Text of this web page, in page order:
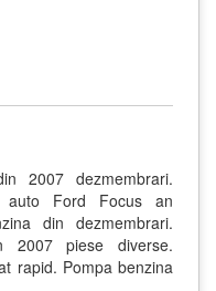
2007 dezmembrari.
auto Ford Focus an
din dezmembrari.
2007 piese diverse.
rapid. Pompa benzina